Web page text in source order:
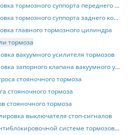
Снятие, разборка и установка тормозного суппорта переднего колеса
Снятие, разборка и установка тормозного суппорта заднего колеса
главного тормозного цилиндра
тормоза
вакуумного усилителя тормозов
Снятие, проверка и установка запорного клапана вакуумного усилителя
стояночного тормоза
стояночного тормоза
стояночного тормоза
выключателя стоп-сигналов
Основные сведения об антиблокировочной системе тормозов (АБС)